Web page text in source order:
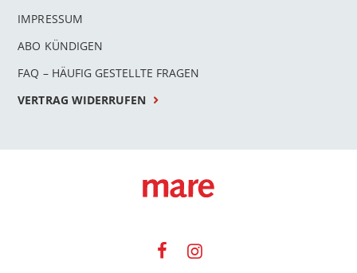
IMPRESSUM
ABO KÜNDIGEN
FAQ – HÄUFIG GESTELLTE FRAGEN
VERTRAG WIDERRUFEN